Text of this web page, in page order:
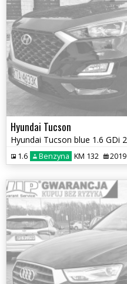
Hyundai Tucson
1.6 Benzyna KM 132 2019